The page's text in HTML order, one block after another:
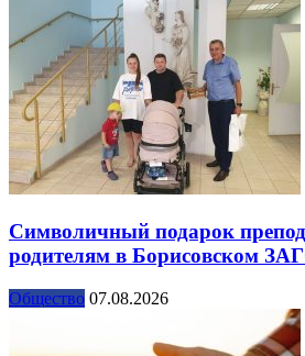
Символичный подарок
родителям в Борисовском
Общество 07.08.2026